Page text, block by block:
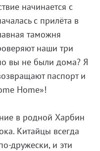
начинается с
с прилёта в
таможня
наши три
вы не были дома? Я
паспорт и
Home»!
в родной Харбин
Китайцы всегда
дружески, и эти